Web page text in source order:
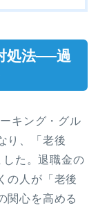
処法──過
キング・グル
り、「老後
た。退職金の
の人が「老後
関心を高める